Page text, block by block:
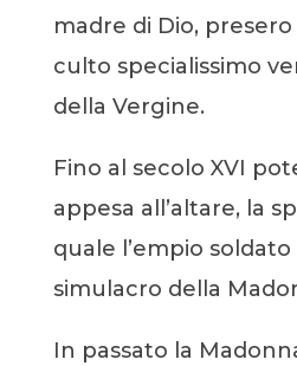
madre di Dio,
culto specialissimo
della Vergine.
Fino al secolo XVI
appesa all’altare, la
quale l’empio soldato
simulacro della
In passato la